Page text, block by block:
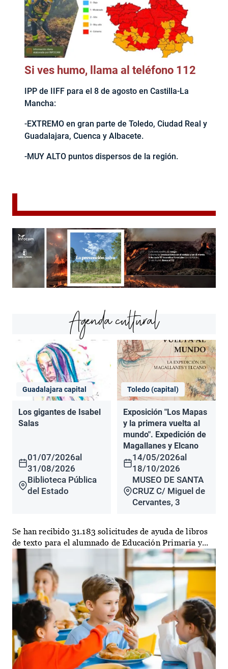
Si ves humo, llama al teléfono 112
IPP de IIFF para el 8 de agosto en Castilla-La
Mancha:
-EXTREMO en gran parte de Toledo, Ciudad Real y
Guadalajara, Cuenca y Albacete.
-MUY ALTO puntos dispersos de la región.
Agenda cultural
Guadalajara capital
Los gigantes de Isabel
Salas
01/07/2026al
31/08/2026
Biblioteca Pública
del Estado
Toledo (capital)
Exposición "Los Mapas
y la primera vuelta al
mundo". Expedición de
Magallanes y Elcano
14/05/2026al
18/10/2026
MUSEO DE SANTA
CRUZ C/ Miguel de
Cervantes, 3
Se han recibido 31.183 solicitudes de ayuda de libros
de texto para el alumnado de Educación Primaria y...